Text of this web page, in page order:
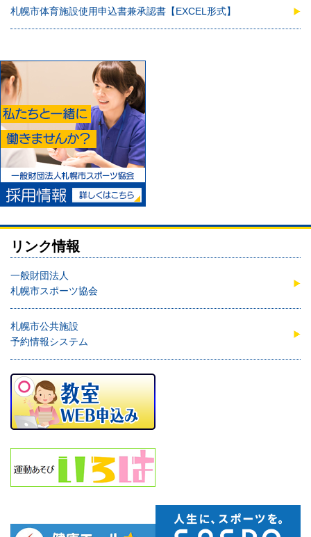
札幌市体育施設使用申込書兼承認書【EXCEL形式】
リンク情報
一般財団法人
札幌市スポーツ協会
札幌市公共施設
予約情報システム